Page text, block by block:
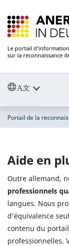
Le portail
sur la reconnaissance
Portail de la
Aide en
Outre allemand,
professionnels
langues. Nous
d’équivalence
contenu du
professionnelles.